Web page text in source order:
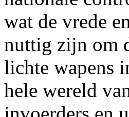
wat de vrede
nuttig zijn om
lichte wapens
hele wereld